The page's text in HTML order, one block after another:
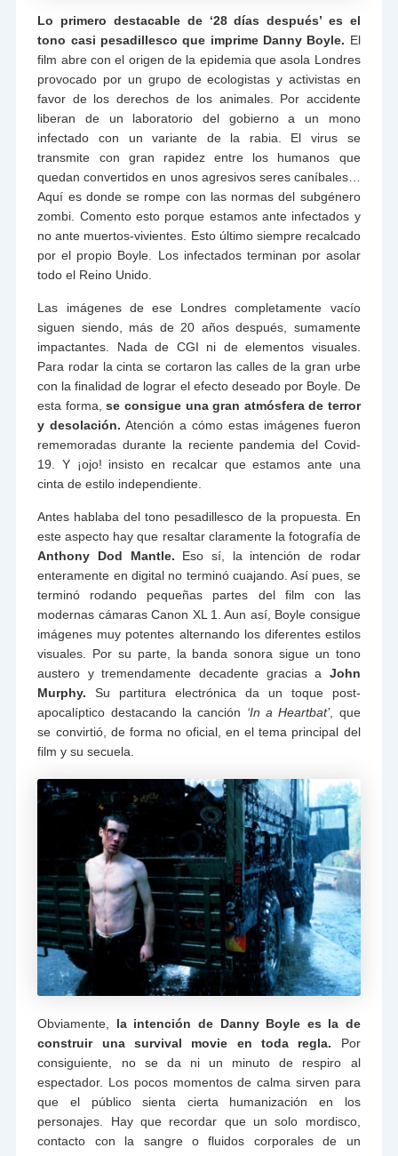
Lo primero destacable de ‘28 días después’ es el
tono casi pesadillesco que imprime Danny Boyle. El
film abre con el origen de la epidemia que asola Londres
provocado por un grupo de ecologistas y activistas en
favor de los derechos de los animales. Por accidente
liberan de un laboratorio del gobierno a un mono
infectado con un variante de la rabia. El virus se
transmite con gran rapidez entre los humanos que
quedan convertidos en unos agresivos seres caníbales…
Aquí es donde se rompe con las normas del subgénero
zombi. Comento esto porque estamos ante infectados y
no ante muertos-vivientes. Esto último siempre recalcado
por el propio Boyle. Los infectados terminan por asolar
todo el Reino Unido.
Las imágenes de ese Londres completamente vacío
siguen siendo, más de 20 años después, sumamente
impactantes. Nada de CGI ni de elementos visuales.
Para rodar la cinta se cortaron las calles de la gran urbe
con la finalidad de lograr el efecto deseado por Boyle. De
esta forma,se consigue una gran atmósfera de terror
y desolación. Atención a cómo estas imágenes fueron
rememoradas durante la reciente pandemia del Covid-
19. Y ¡ojo! insisto en recalcar que estamos ante una
cinta de estilo independiente.
Antes hablaba del tono pesadillesco de la propuesta. En
este aspecto hay que resaltar claramente la fotografía de
Anthony Dod Mantle. Eso sí, la intención de rodar
enteramente en digital no terminó cuajando. Así pues, se
terminó rodando pequeñas partes del film con las
modernas cámaras Canon XL 1. Aun así, Boyle consigue
imágenes muy potentes alternando los diferentes estilos
visuales. Por su parte, la banda sonora sigue un tono
austero y tremendamente decadente gracias a John
Murphy. Su partitura electrónica da un toque post-
apocalíptico destacando la canción ‘In a Heartbat’, que
se convirtió, de forma no oficial, en el tema principal del
film y su secuela.
Obviamente,
la intención de Danny Boyle es la de
construir una survival movie en toda regla. Por
consiguiente, no se da ni un minuto de respiro al
espectador. Los pocos momentos de calma sirven para
que el público sienta cierta humanización en los
personajes. Hay que recordar que un solo mordisco,
contacto con la sangre o fluidos corporales de un